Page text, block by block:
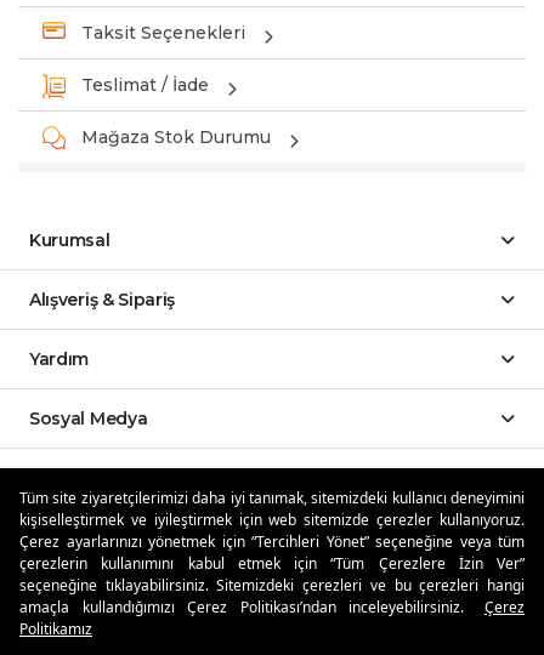
Tüm site ziyaretçilerimizi daha iyi tanımak, sitemizdeki kullanıcı deneyimini
kişiselleştirmek ve iyileştirmek için web sitemizde çerezler kullanıyoruz.
Çerez ayarlarınızı yönetmek için “Tercihleri Yönet” seçeneğine veya tüm
çerezlerin kullanımını kabul etmek için “Tüm Çerezlere İzin Ver”
seçeneğine tıklayabilirsiniz. Sitemizdeki çerezleri ve bu çerezleri hangi
amaçla kullandığımızı Çerez Politikası’ndan inceleyebilirsiniz.
Çerez
Politikamız
Taksit Seçenekleri
Teslimat / İade
Mağaza Stok Durumu
Kurumsal
Alışveriş & Sipariş
Yardım
Sosyal Medya
Özdilekteyim'de Taksit Avantajları
Güvenli Alışveriş